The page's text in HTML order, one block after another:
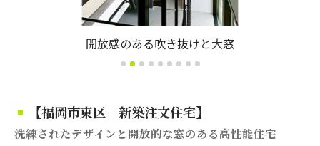
広いキッチン横パ
【福岡市東区 新築注文住宅】
洗練されたデザインと開放的な窓のある高性能住宅